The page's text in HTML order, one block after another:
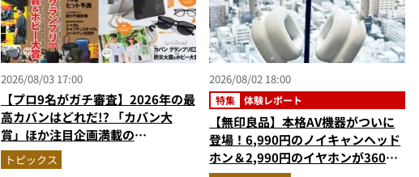
2026/08/03 17:00
【プロ9名がガチ審査】2026年の最
高カバンはどれだ!? 「カバン大
賞」ほか注目企画満載の
MonoMax9月号＆増刊の表紙を速
報
トピックス
2026/08/02 18:00
特集 体験レポート
【無印良品】本格AV機器がついに
登場！6,990円のノイキャンヘッド
ホン＆2,990円のイヤホンが360度